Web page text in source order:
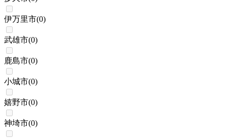
伊万里市(0)
武雄市(0)
鹿島市(0)
小城市(0)
嬉野市(0)
神埼市(0)